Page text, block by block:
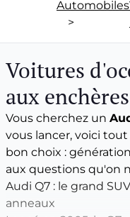
Véhicules tout terrain
Voitures de luxe
Véhicules utilitaires
Ventes XXème
Bijoux & Mode
Vins & Spiritueux
Spécialités
Stock et
Usines & industries
Biens incorporels
Automobiles
>
Voitures
aux enchères
Vous cherchez un
vous lancer, voici
bon choix :
aux questions qu'on
Audi Q7 : le grand
anneaux